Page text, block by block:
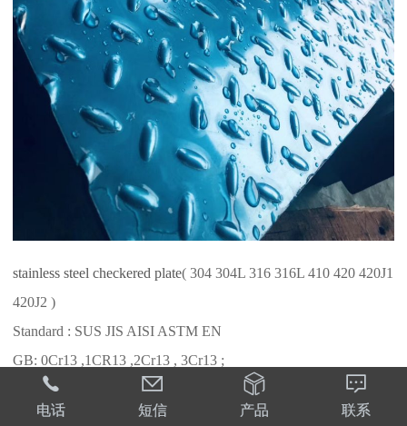
stainless steel checkered plate( 304 304L 316 316L 410 420 420J1
420J2 )
Standard : SUS JIS AISI ASTM EN
GB: 0Cr13 ,1CR13 ,2Cr13 , 3Cr13 ;
ASTM: 304 304L 316 316L 410 ,410S ,420 , 420J1 ,420J2
Hot Rolling Stainless Steel Plate ( 304 304L 316 316L 410 420 42

电话

短信

产品

联系